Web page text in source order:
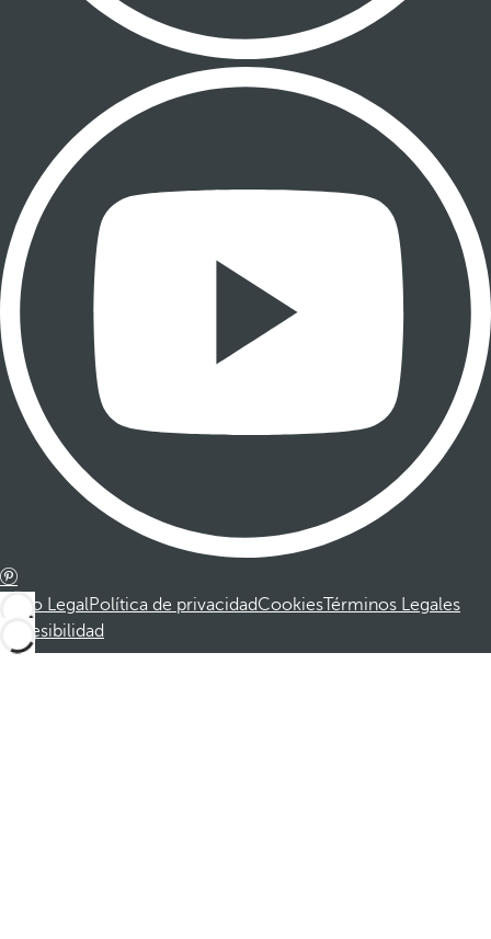
Aviso LegalPolítica de privacidadCookiesTérminos Legales
Accesibilidad